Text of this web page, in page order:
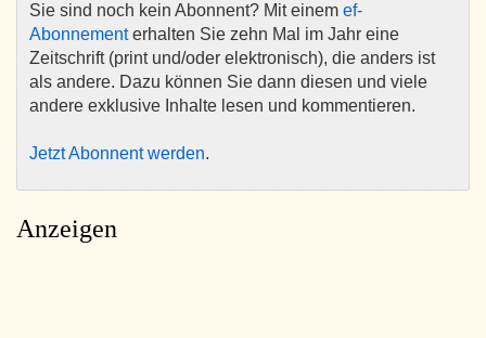
Sie sind noch kein Abonnent? Mit einem ef-
Abonnementerhalten Sie zehn Mal im Jahr eine
Zeitschrift (print und/oder elektronisch), die anders ist
als andere. Dazu können Sie dann diesen und viele
andere exklusive Inhalte lesen und kommentieren.
Jetzt Abonnent werden.
Anzeigen